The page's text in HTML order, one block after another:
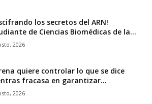
los secretos del ARN!
de Ciencias Biomédicas de la...
2026
quiere controlar lo que se dice
fracasa en garantizar...
2026